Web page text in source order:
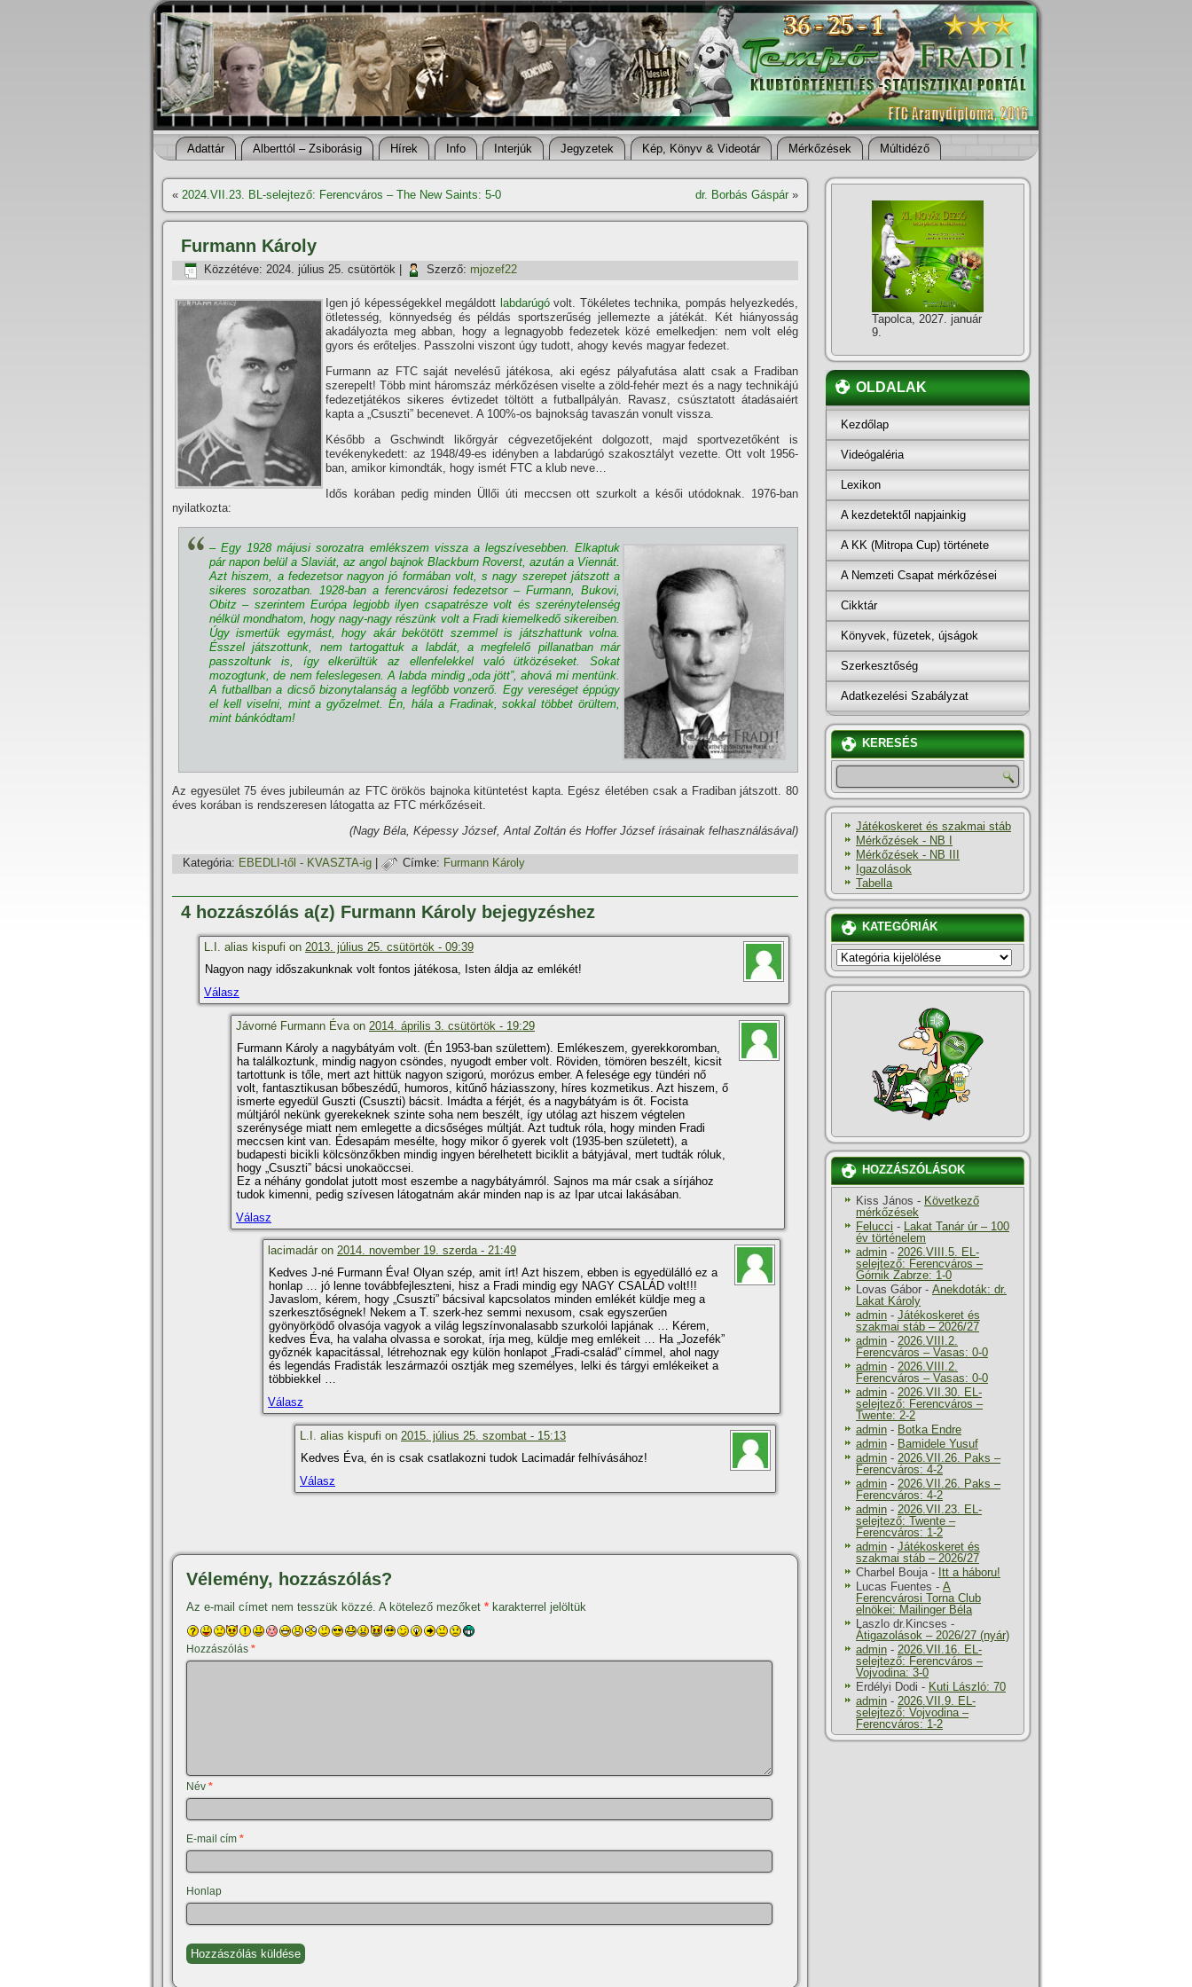
Adattár Alberttól – Zsiborásig Hí­rek Info Interjúk Jegyzetek Kép, Könyv & Videotár Mérkőzések Múltidéző
« 2024.VII.23. BL-selejtező: Ferencváros – The New Saints: 5-0 dr. Borbás Gáspár »
Furmann Károly
Közzétéve: 2024. július 25. csütörtök Szerző: mjozef22
Igen jó képességekkel megáldott labdarúgóvolt. Tökéletes technika, pompás helyezkedés,
ötletesség, könnyedség és példás sportszerűség jellemezte a játékát. Két hiányosság
akadályozta meg abban, hogy a legnagyobb fedezetek közé emelkedjen: nem volt elég
gyors és erőteljes. Passzolni viszont úgy tudott, ahogy kevés magyar fedezet.
Furmann az FTC saját nevelésű játékosa, aki egész pályafutása alatt csak a Fradiban
szerepelt! Több mint háromszáz mérkőzésen viselte a zöld-fehér mezt és a nagy technikájú
fedezetjátékos sikeres évtizedet töltött a futballpályán. Ravasz, csúsztatott átadásaiért
kapta a „Csuszti” becenevet. A 100%-os bajnokság tavaszán vonult vissza.
Később a Gschwindt likőrgyár cégvezetőjeként dolgozott, majd sportvezetőként is
tevékenykedett: az 1948/49-es idényben a labdarúgó szakosztályt vezette. Ott volt 1956-
ban, amikor kimondták, hogy ismét FTC a klub neve…
Idős korában pedig minden Üllői úti meccsen ott szurkolt a késői utódoknak. 1976-ban
nyilatkozta:
– Egy 1928 májusi sorozatra emlékszem vissza a legszí­vesebben. Elkaptuk
pár napon belül a Slaviát, az angol bajnok Blackburn Roverst, azután a Viennát.
Azt hiszem, a fedezetsor nagyon jó formában volt, s nagy szerepet játszott a
sikeres sorozatban. 1928-ban a ferencvárosi fedezetsor – Furmann, Bukovi,
Obitz – szerintem Európa legjobb ilyen csapatrésze volt és szerénytelenség
nélkül mondhatom, hogy nagy-nagy részünk volt a Fradi kiemelkedő sikereiben.
Úgy ismertük egymást, hogy akár bekötött szemmel is játszhattunk volna.
Ésszel játszottunk, nem tartogattuk a labdát, a megfelelő pillanatban már
passzoltunk is, í­gy elkerültük az ellenfelekkel való ütközéseket. Sokat
mozogtunk, de nem feleslegesen. A labda mindig „oda jött”, ahová mi mentünk.
A futballban a dicső bizonytalanság a legfőbb vonzerő. Egy vereséget éppúgy
el kell viselni, mint a győzelmet. Én, hála a Fradinak, sokkal többet örültem,
mint bánkódtam!
Az egyesület 75 éves jubileumán az FTC örökös bajnoka kitüntetést kapta. Egész életében csak a Fradiban játszott. 80
éves korában is rendszeresen látogatta az FTC mérkőzéseit.
(Nagy Béla, Képessy József, Antal Zoltán és Hoffer József í­rásainak felhasználásával)
Kategória: EBEDLI-től - KVASZTA-ig Címke: Furmann Károly
4 hozzászólás a(z) Furmann Károly bejegyzéshez
L.I. alias kispufi on 2013. július 25. csütörtök - 09:39
Nagyon nagy időszakunknak volt fontos játékosa, Isten áldja az emlékét!
Válasz
Jávorné Furmann Éva on 2014. április 3. csütörtök - 19:29
Furmann Károly a nagybátyám volt. (Én 1953-ban születtem). Emlékeszem, gyerekkoromban,
ha találkoztunk, mindig nagyon csöndes, nyugodt ember volt. Röviden, tömören beszélt, kicsit
tartottunk is tőle, mert azt hittük nagyon szigorú, morózus ember. A felesége egy tündéri nő
volt, fantasztikusan bőbeszédű, humoros, kitűnő háziasszony, hí­res kozmetikus. Azt hiszem, ő
ismerte egyedül Guszti (Csuszti) bácsit. Imádta a férjét, és a nagybátyám is őt. Focista
múltjáról nekünk gyerekeknek szinte soha nem beszélt, í­gy utólag azt hiszem végtelen
szerénysége miatt nem emlegette a dicsőséges múltját. Azt tudtuk róla, hogy minden Fradi
meccsen kint van. Édesapám mesélte, hogy mikor ő gyerek volt (1935-ben született), a
budapesti bicikli kölcsönzőkben mindig ingyen bérelhetett biciklit a bátyjával, mert tudták róluk,
hogy „Csuszti” bácsi unokaöccsei.
Ez a néhány gondolat jutott most eszembe a nagybátyámról. Sajnos ma már csak a sí­rjához
tudok kimenni, pedig szí­vesen látogatnám akár minden nap is az Ipar utcai lakásában.
Válasz
lacimadár on 2014. november 19. szerda - 21:49
Kedves J-né Furmann Éva! Olyan szép, amit í­rt! Azt hiszem, ebben is egyedülálló ez a
honlap … jó lenne továbbfejleszteni, hisz a Fradi mindig egy NAGY CSALÁD volt!!!
Javaslom, kérem, hogy „Csuszti” bácsival kapcsolatos minden emlékét küldje meg a
szerkesztőségnek! Nekem a T. szerk-hez semmi nexusom, csak egyszerűen
gyönyörködő olvasója vagyok a világ legszí­nvonalasabb szurkolói lapjának … Kérem,
kedves Éva, ha valaha olvassa e sorokat, í­rja meg, küldje meg emlékeit … Ha „Jozefék”
győznék kapacitással, létrehoznak egy külön honlapot „Fradi-család” cí­mmel, ahol nagy
és legendás Fradisták leszármazói osztják meg személyes, lelki és tárgyi emlékeiket a
többiekkel …
Válasz
L.I. alias kispufi on 2015. július 25. szombat - 15:13
Kedves Éva, én is csak csatlakozni tudok Lacimadár felhí­vásához!
Válasz
Vélemény, hozzászólás?
Az e-mail címet nem tesszük közzé. A kötelező mezőket * karakterrel jelöltük
Hozzászólás *
Név *
E-mail cím *
Honlap
Tapolca, 2027. január
9.
OLDALAK
Kezdőlap
Videógaléria
Lexikon
A kezdetektől napjainkig
A KK (Mitropa Cup) története
A Nemzeti Csapat mérkőzései
Cikktár
Könyvek, füzetek, újságok
Szerkesztőség
Adatkezelési Szabályzat
KERESÉS
Játékoskeret és szakmai stáb
Mérkőzések - NB I
Mérkőzések - NB III
Igazolások
Tabella
KATEGÓRIÁK
KATEGÓRIÁK
HOZZÁSZÓLÁSOK
Kiss János - Következő
mérkőzések
Felucci - Lakat Tanár úr – 100
év történelem
admin - 2026.VIII.5. EL-
selejtező: Ferencváros –
Górnik Zabrze: 1-0
Lovas Gábor - Anekdoták: dr.
Lakat Károly
admin - Játékoskeret és
szakmai stáb – 2026/27
admin - 2026.VIII.2.
Ferencváros – Vasas: 0-0
admin - 2026.VIII.2.
Ferencváros – Vasas: 0-0
admin - 2026.VII.30. EL-
selejtező: Ferencváros –
Twente: 2-2
admin - Botka Endre
admin - Bamidele Yusuf
admin - 2026.VII.26. Paks –
Ferencváros: 4-2
admin - 2026.VII.26. Paks –
Ferencváros: 4-2
admin - 2026.VII.23. EL-
selejtező: Twente –
Ferencváros: 1-2
admin - Játékoskeret és
szakmai stáb – 2026/27
Charbel Bouja- Itt a háboru!
Lucas Fuentes - A
Ferencvárosi Torna Club
elnökei: Mailinger Béla
Laszlo dr.Kincses -
Átigazolások – 2026/27 (nyár)
admin - 2026.VII.16. EL-
selejtező: Ferencváros –
Vojvodina: 3-0
Erdélyi Dodi - Kuti László: 70
admin - 2026.VII.9. EL-
selejtező: Vojvodina –
Ferencváros: 1-2